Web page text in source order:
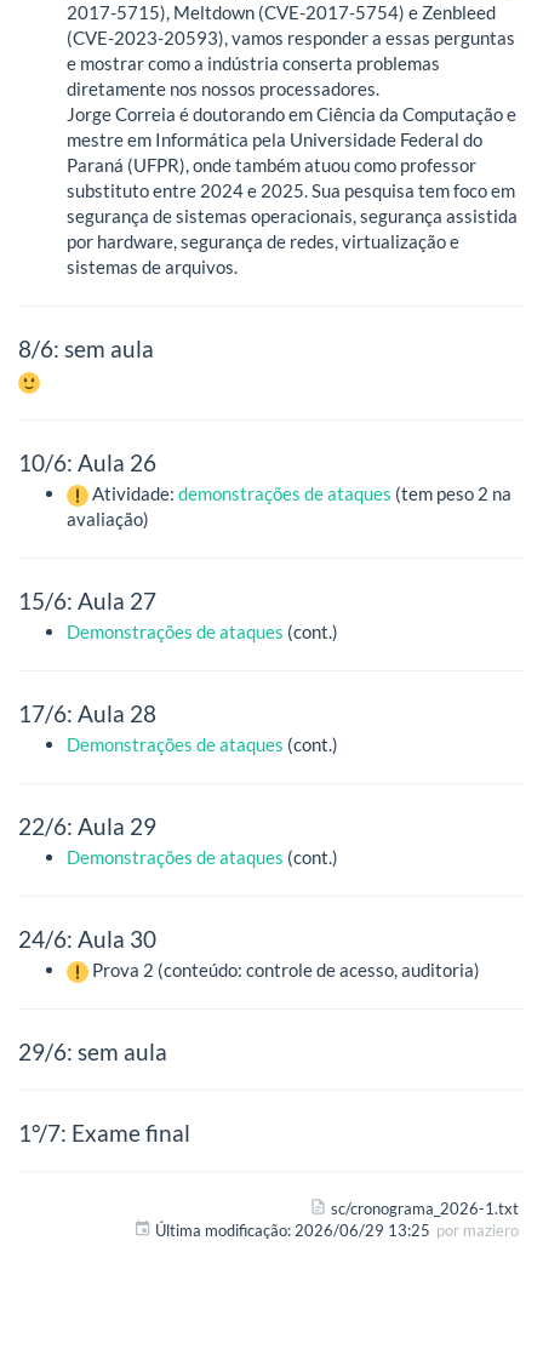
2017-5715), Meltdown (CVE-2017-5754) e Zenbleed
(CVE-2023-20593), vamos responder a essas perguntas
e mostrar como a indústria conserta problemas
diretamente nos nossos processadores.
Jorge Correia é doutorando em Ciência da Computação e
mestre em Informática pela Universidade Federal do
Paraná (UFPR), onde também atuou como professor
substituto entre 2024 e 2025. Sua pesquisa tem foco em
segurança de sistemas operacionais, segurança assistida
por hardware, segurança de redes, virtualização e
sistemas de arquivos.
8/6: sem aula
10/6: Aula 26
Atividade: demonstrações de ataques (tem peso 2 na
avaliação)
15/6: Aula 27
Demonstrações de ataques (cont.)
17/6: Aula 28
Demonstrações de ataques (cont.)
22/6: Aula 29
Demonstrações de ataques (cont.)
24/6: Aula 30
Prova 2 (conteúdo: controle de acesso, auditoria)
29/6: sem aula
1°/7: Exame final
sc/cronograma_2026-1.txt
Última modificação: 2026/06/29 13:25 por maziero